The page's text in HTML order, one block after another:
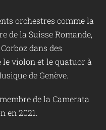
orchestres comme la
de la Suisse Romande,
dans des
le violon et le quatuor à
de Genève.
de la Camerata
en 2021.